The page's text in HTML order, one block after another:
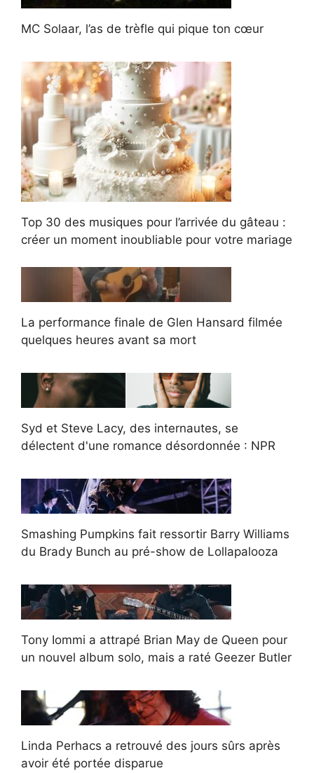
MC Solaar, l’as de trèfle qui pique ton cœur
Top 30 des musiques pour l’arrivée du gâteau :
créer un moment inoubliable pour votre mariage
La performance finale de Glen Hansard filmée
quelques heures avant sa mort
Syd et Steve Lacy, des internautes, se
délectent d'une romance désordonnée : NPR
Smashing Pumpkins fait ressortir Barry Williams
du Brady Bunch au pré-show de Lollapalooza
Tony Iommi a attrapé Brian May de Queen pour
un nouvel album solo, mais a raté Geezer Butler
Linda Perhacs a retrouvé des jours sûrs après
avoir été portée disparue